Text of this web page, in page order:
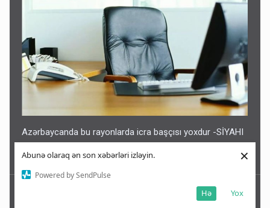
Abunə olaraq ən son xəbərləri izləyin.
Powered by SendPulse
Yox
Hə
×
Azərbaycanda bu rayonlarda icra başçısı yoxdur -SİYAHI
7 Avqust 15:47